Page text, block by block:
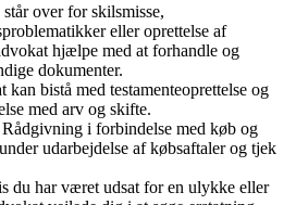
over for skilsmisse,
eller oprettelse af
hjælpe med at forhandle og
dokumenter.
kan bistå med testamenteoprettelse og
med arv og skifte.
Rådgivning i forbindelse med køb og
udarbejdelse af købsaftaler og tjek
du har været udsat for en ulykke eller